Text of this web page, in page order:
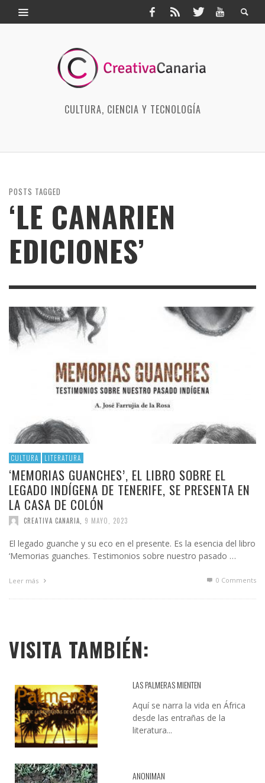
CULTURA, CIENCIA Y TECNOLOGÍA
POSTS TAGGED
‘LE CANARIEN
EDICIONES’
CULTURA LITERATURA
‘MEMORIAS GUANCHES’, EL LIBRO SOBRE EL
LEGADO INDÍGENA DE TENERIFE, SE PRESENTA EN
LA CASA DE COLÓN
CREATIVA CANARIA 9 MAYO, 2023
El legado guanche y su eco en el presente. Es la esencia del libro
‘Memorias guanches. Testimonios sobre nuestro pasado …
Leer más 0 Comments
VISITA TAMBIÉN:
LAS PALMERAS MIENTEN
Aquí se narra la vida en África
desde las entrañas de la
literatura...
ANONIMAN